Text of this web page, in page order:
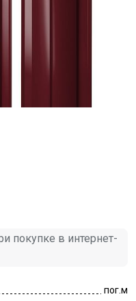
покупке в интернет-
пог.м